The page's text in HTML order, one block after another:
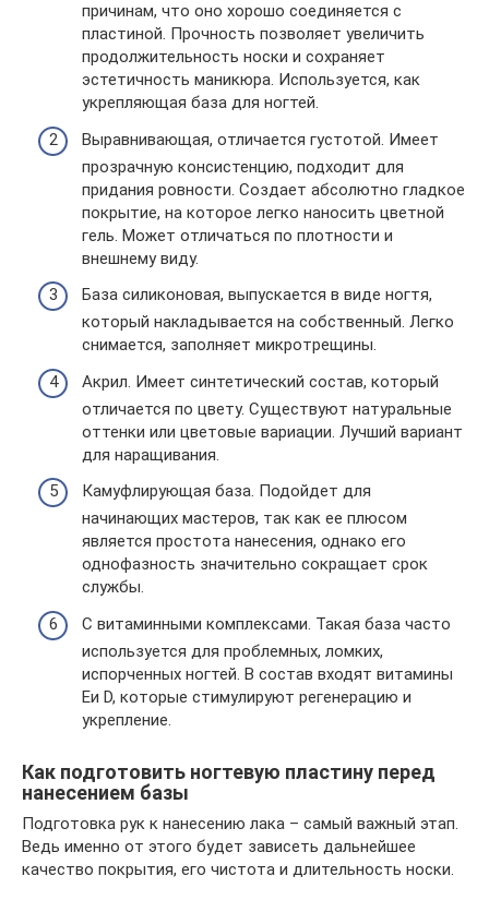
причинам, что оно хорошо соединяется с
пластиной. Прочность позволяет увеличить
продолжительность носки и сохраняет
эстетичность маникюра. Используется, как
укрепляющая база для ногтей.
Выравнивающая, отличается густотой. Имеет
прозрачную консистенцию, подходит для
придания ровности. Создает абсолютно гладкое
покрытие, на которое легко наносить цветной
гель. Может отличаться по плотности и
внешнему виду.
База силиконовая, выпускается в виде ногтя,
который накладывается на собственный. Легко
снимается, заполняет микротрещины.
Акрил. Имеет синтетический состав, который
отличается по цвету. Существуют натуральные
оттенки или цветовые вариации. Лучший вариант
для наращивания.
Камуфлирующая база. Подойдет для
начинающих мастеров, так как ее плюсом
является простота нанесения, однако его
однофазность значительно сокращает срок
службы.
С витаминными комплексами. Такая база часто
используется для проблемных, ломких,
испорченных ногтей. В состав входят витамины
Eи D, которые стимулируют регенерацию и
укрепление.
Как подготовить ногтевую пластину перед
нанесением базы
Подготовка рук к нанесению лака – самый важный этап.
Ведь именно от этого будет зависеть дальнейшее
качество покрытия, его чистота и длительность носки.